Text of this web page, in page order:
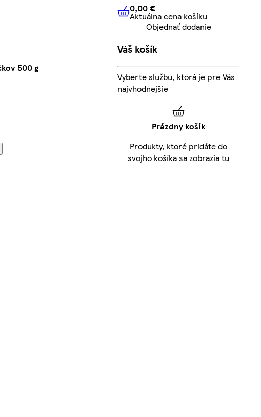
500 g
0,00 € Aktuálna cena košíku
0,00 €
Aktuálna cena košíku
Objednať dodanie
Váš košík
Vyberte službu, ktorá je pre Vás
najvhodnejšie
Prázdny košík
Produkty, ktoré pridáte do
svojho košíka sa zobrazia tu